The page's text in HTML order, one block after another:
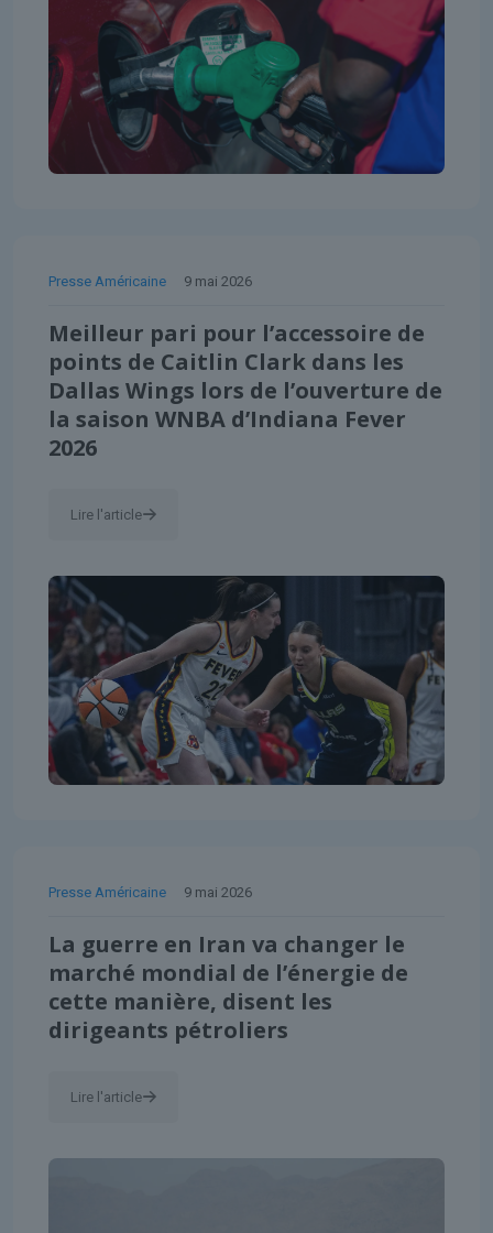
Presse Américaine 9 mai 2026
Meilleur pari pour l’accessoire de
points de Caitlin Clark dans les
Dallas Wings lors de l’ouverture de
la saison WNBA d’Indiana Fever
2026
Lire l'article
Presse Américaine 9 mai 2026
La guerre en Iran va changer le
marché mondial de l’énergie de
cette manière, disent les
dirigeants pétroliers
Lire l'article